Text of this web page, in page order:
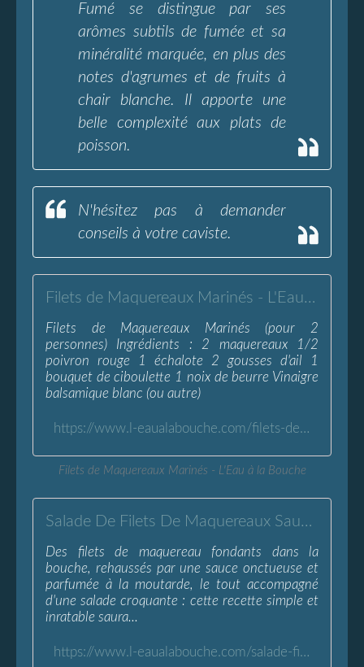
Fumé se distingue par ses
arômes subtils de fumée et sa
minéralité marquée, en plus des
notes d'agrumes et de fruits à
chair blanche. Il apporte une
belle complexité aux plats de
poisson.
N'hésitez pas à demander
conseils à votre caviste.
Filets de Maquereaux Marinés - L'Eau à la Bouche
Filets de Maquereaux Marinés (pour 2
personnes) Ingrédients : 2 maquereaux 1/2
poivron rouge 1 échalote 2 gousses d'ail 1
bouquet de ciboulette 1 noix de beurre Vinaigre
balsamique blanc (ou autre)
https://www.l-eaualabouche.com/filets-de-maquereaux-marines.html
Filets de Maquereaux Marinés - L'Eau à la Bouche
Salade De Filets De Maquereaux Sauce Moutarde - L'Eau à la Bouche
Des filets de maquereau fondants dans la
bouche, rehaussés par une sauce onctueuse et
parfumée à la moutarde, le tout accompagné
d'une salade croquante : cette recette simple et
inratable saura...
https://www.l-eaualabouche.com/salade-filets-maquereaux-sauce-moutarde.html